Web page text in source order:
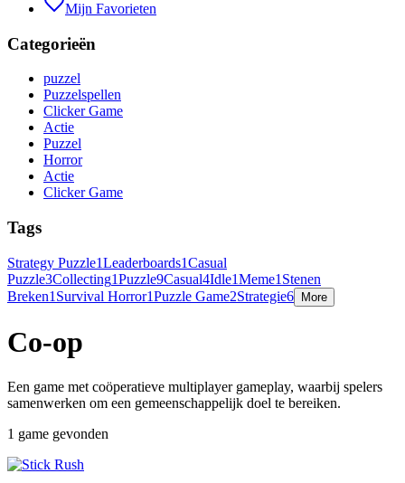
Mijn Favorieten
Categorieën
puzzel
Puzzelspellen
Clicker Game
Actie
Puzzel
Horror
Actie
Clicker Game
Tags
Strategy Puzzle1Leaderboards1Casual
Puzzle3Collecting1Puzzle9Casual4Idle1Meme1 Stenen
Breken1 Survival Horror1Puzzle Game2Strategie6 More
Co-op
Een game met coöperatieve multiplayer gameplay, waarbij spelers
samenwerken om een gemeenschappelijk doel te bereiken.
1 game gevonden